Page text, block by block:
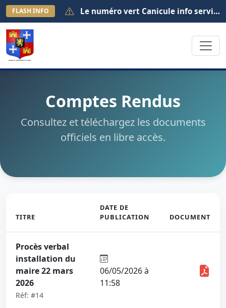
FLASH INFO Le numéro vert Canicule info service est activé au 0 800 06 66 66. Il est joignable de 8h à 19h (appel gratuit depuis la France métropolitaine).
Comptes Rendus
Consultez et téléchargez les documents
officiels en libre accès.
TITRE
DATE DE
PUBLICATION
DOCUMENT
Procès verbal
installation du
maire 22 mars
2026
Réf: #14
06/05/2026 à
11:58